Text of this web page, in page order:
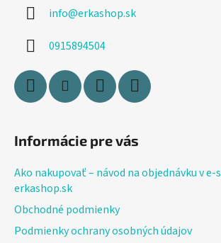
info@erkashop.sk
0915894504
Informácie pre vás
Ako nakupovať – návod na objednávku v e-
erkashop.sk
Obchodné podmienky
Podmienky ochrany osobných údajov